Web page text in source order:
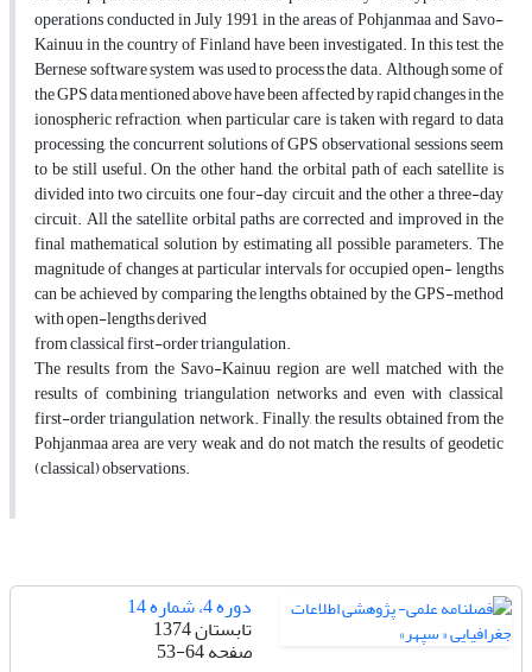
operations conducted in July 1991 in the areas of Pohjanmaa and Savo-
Kainuu in the country of Finland have been investigated. In this test, the
Bernese software system was used to process the data. Although some of
the GPS data mentioned above have been affected by rapid changes in the
ionospheric refraction, when particular care is taken with regard to data
processing, the concurrent solutions of GPS observational sessions seem
to be still useful. On the other hand, the orbital path of each satellite is
divided into two circuits, one four-day circuit and the other a three-day
circuit. All the satellite orbital paths are corrected and improved in the
final mathematical solution by estimating all possible parameters. The
magnitude of changes at particular intervals for occupied open- lengths
can be achieved by comparing the lengths obtained by the GPS-method
with open-lengths derived
from classical first-order triangulation.
The results from the Savo-Kainuu region are well matched with the
results of combining triangulation networks and even with classical
first-order triangulation network. Finally, the results obtained from the
Pohjanmaa area are very weak and do not match the results of geodetic
(classical) observations.
دوره 4، شماره 14
تابستان 1374
صفحه53-64